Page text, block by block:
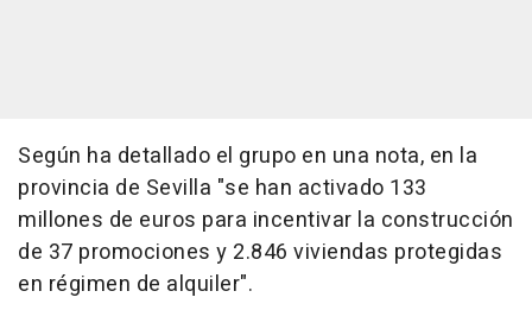
Según ha detallado el grupo en una nota, en la
provincia de Sevilla "se han activado 133
millones de euros para incentivar la construcción
de 37 promociones y 2.846 viviendas protegidas
en régimen de alquiler".